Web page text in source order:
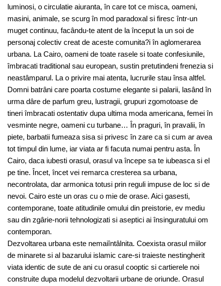
luminosi, o circulatie aiuranta, în care tot ce misca, oameni,
masini, animale, se scurg în mod paradoxal si firesc într-un
muget continuu, facându-te atent de la început la un soi de
personaj colectiv creat de aceste comunita?i în aglomerarea
urbana. La Cairo, oameni de toate rasele si toate confesiunile,
îmbracati traditional sau european, sustin pretutindeni frenezia si
neastâmparul. La o privire mai atenta, lucrurile stau însa altfel.
Domni batrâni care poarta costume elegante si palarii, lasând în
urma dâre de parfum greu, lustragii, grupuri zgomotoase de
tineri îmbracati ostentativ dupa ultima moda americana, femei în
vesminte negre, oameni cu turbane… În praguri, în pravalii, în
piete, barbatii fumeaza sisa si privesc în zare ca si cum ar avea
tot timpul din lume, iar viata ar fi facuta numai pentru asta. În
Cairo, daca iubesti orasul, orasul va începe sa te iubeasca si el
pe tine. Încet, încet vei remarca cresterea sa urbana,
necontrolata, dar armonica totusi prin reguli impuse de loc si de
nevoi. Cairo este un oras cu o mie de orase. Aici gasesti,
contemporane, toate atitudinile omului din preistorie, ev mediu
sau din zgârie-norii tehnologizati si aseptici ai însinguratului om
contemporan.
Dezvoltarea urbana este nemaiîntâlnita. Coexista orasul miilor
de minarete si al bazarului islamic care-si traieste nestingherit
viata identic de sute de ani cu orasul cooptic si cartierele noi
construite dupa modelul dezvoltarii urbane de oriunde. Orasul